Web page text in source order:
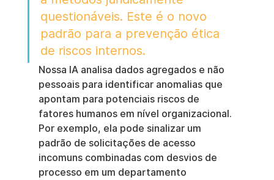
questionáveis. Este é o novo
padrão para a prevenção ética
de riscos internos.
Nossa IA analisa dados agregados e não
pessoais para identificar anomalias que
apontam para potenciais riscos de
fatores humanos em nível organizacional.
Por exemplo, ela pode sinalizar um
padrão de solicitações de acesso
incomuns combinadas com desvios de
processo em um departamento